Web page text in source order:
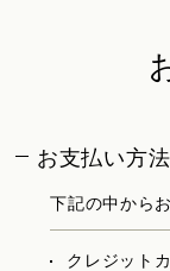
お支払い方
下記の中から
クレジット